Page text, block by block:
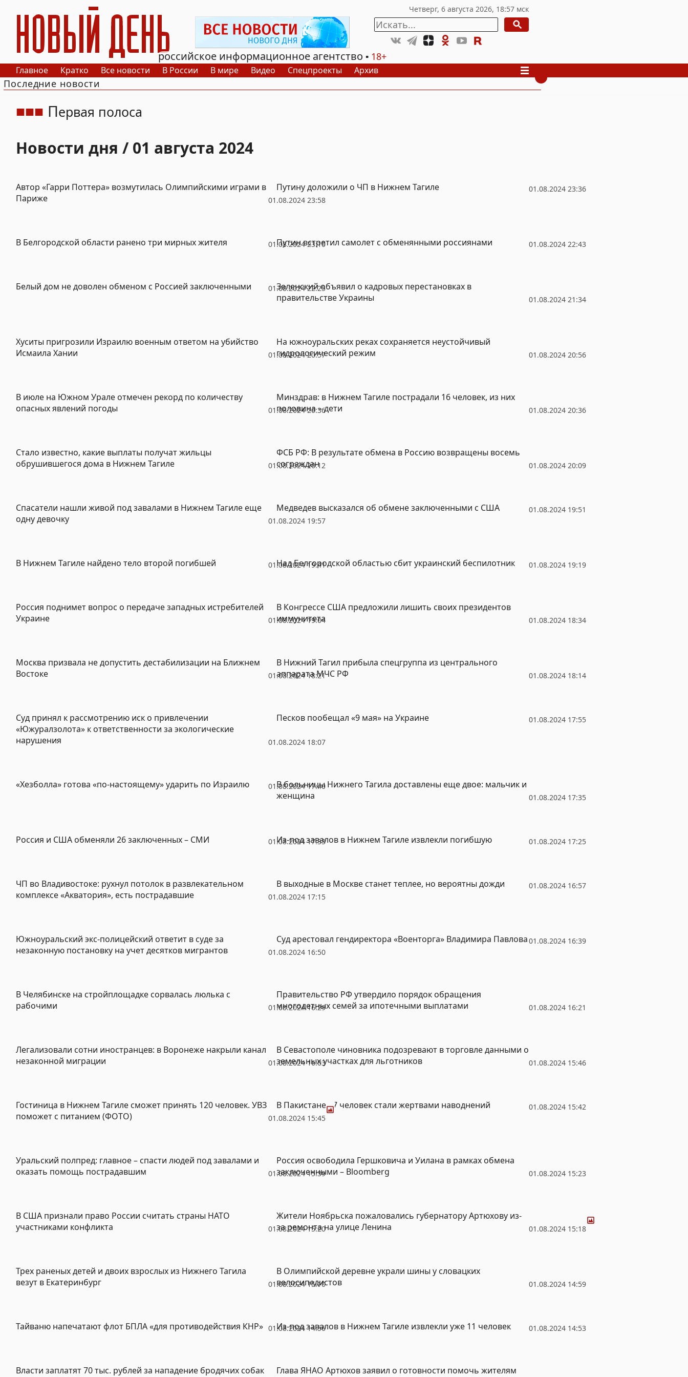
РИА Новый День
российское информационное агентство
18+
Главное Кратко Все новости В России В мире Видео Спецпроекты Архив
Последние новости
Первая полоса
Новости дня / 01 августа 2024
01.08.2024 23:58
Автор «Гарри Поттера» возмутилась Олимпийскими играми в
Париже
01.08.2024 23:36
Путину доложили о ЧП в Нижнем Тагиле
01.08.2024 23:10
В Белгородской области ранено три мирных жителя 01.08.2024 22:43
Путин встретил самолет с обменянными россиянами
01.08.2024 22:25
Белый дом не доволен обменом с Россией заключенными
01.08.2024 21:34
Зеленский объявил о кадровых перестановках в
правительстве Украины
01.08.2024 20:57
Хуситы пригрозили Израилю военным ответом на убийство
Исмаила Хании
01.08.2024 20:56
На южноуральских реках сохраняется неустойчивый
гидрологический режим
01.08.2024 20:36
В июле на Южном Урале отмечен рекорд по количеству
опасных явлений погоды
01.08.2024 20:36
Минздрав: в Нижнем Тагиле пострадали 16 человек, из них
половина – дети
01.08.2024 20:12
Стало известно, какие выплаты получат жильцы
обрушившегося дома в Нижнем Тагиле
01.08.2024 20:09
ФСБ РФ: В результате обмена в Россию возвращены восемь
сограждан
01.08.2024 19:57
Спасатели нашли живой под завалами в Нижнем Тагиле еще
одну девочку
01.08.2024 19:51
Медведев высказался об обмене заключенными с США
01.08.2024 19:41
В Нижнем Тагиле найдено тело второй погибшей 01.08.2024 19:19
Над Белгородской областью сбит украинский беспилотник
01.08.2024 19:04
Россия поднимет вопрос о передаче западных истребителей
Украине
01.08.2024 18:34
В Конгрессе США предложили лишить своих президентов
иммунитета
01.08.2024 18:21
Москва призвала не допустить дестабилизации на Ближнем
Востоке
01.08.2024 18:14
В Нижний Тагил прибыла спецгруппа из центрального
аппарата МЧС РФ
01.08.2024 18:07
Суд принял к рассмотрению иск о привлечении
«Южуралзолота» к ответственности за экологические
нарушения
01.08.2024 17:55
Песков пообещал «9 мая» на Украине
01.08.2024 17:40
«Хезболла» готова «по-настоящему» ударить по Израилю
01.08.2024 17:35
В больницы Нижнего Тагила доставлены еще двое: мальчик и
женщина
01.08.2024 17:33
Россия и США обменяли 26 заключенных – СМИ 01.08.2024 17:25
Из-под завалов в Нижнем Тагиле извлекли погибшую
01.08.2024 17:15
ЧП во Владивостоке: рухнул потолок в развлекательном
комплексе «Акватория», есть пострадавшие
01.08.2024 16:57
В выходные в Москве станет теплее, но вероятны дожди
01.08.2024 16:50
Южноуральский экс-полицейский ответит в суде за
незаконную постановку на учет десятков мигрантов
01.08.2024 16:39
Суд арестовал гендиректора «Военторга» Владимира Павлова
01.08.2024 16:29
В Челябинске на стройплощадке сорвалась люлька с
рабочими
01.08.2024 16:21
Правительство РФ утвердило порядок обращения
многодетных семей за ипотечными выплатами
01.08.2024 16:03
Легализовали сотни иностранцев: в Воронеже накрыли канал
незаконной миграции
01.08.2024 15:46
В Севастополе чиновника подозревают в торговле данными о
земельных участках для льготников
01.08.2024 15:45
Гостиница в Нижнем Тагиле сможет принять 120 человек. УВЗ
поможет с питанием (ФОТО)
Фото 01.08.2024 15:42
В Пакистане 37 человек стали жертвами наводнений
01.08.2024 15:39
Уральский полпред: главное – спасти людей под завалами и
оказать помощь пострадавшим
01.08.2024 15:23
Россия освободила Гершковича и Уилана в рамках обмена
заключенными – Bloomberg
01.08.2024 15:20
В США признали право России считать страны НАТО
участниками конфликта
01.08.2024 15:18
Жители Ноябрьска пожаловались губернатору Артюхову из-
за ремонта на улице Ленина
01.08.2024 15:10
Трех раненых детей и двоих взрослых из Нижнего Тагила
везут в Екатеринбург
01.08.2024 14:59
В Олимпийской деревне украли шины у словацких
велосипедистов
01.08.2024 14:56
Тайваню напечатают флот БПЛА «для противодействия КНР» 01.08.2024 14:53
Из-под завалов в Нижнем Тагиле извлекли уже 11 человек
Власти заплатят 70 тыс. рублей за нападение бродячих собак
Глава ЯНАО Артюхов заявил о готовности помочь жителям